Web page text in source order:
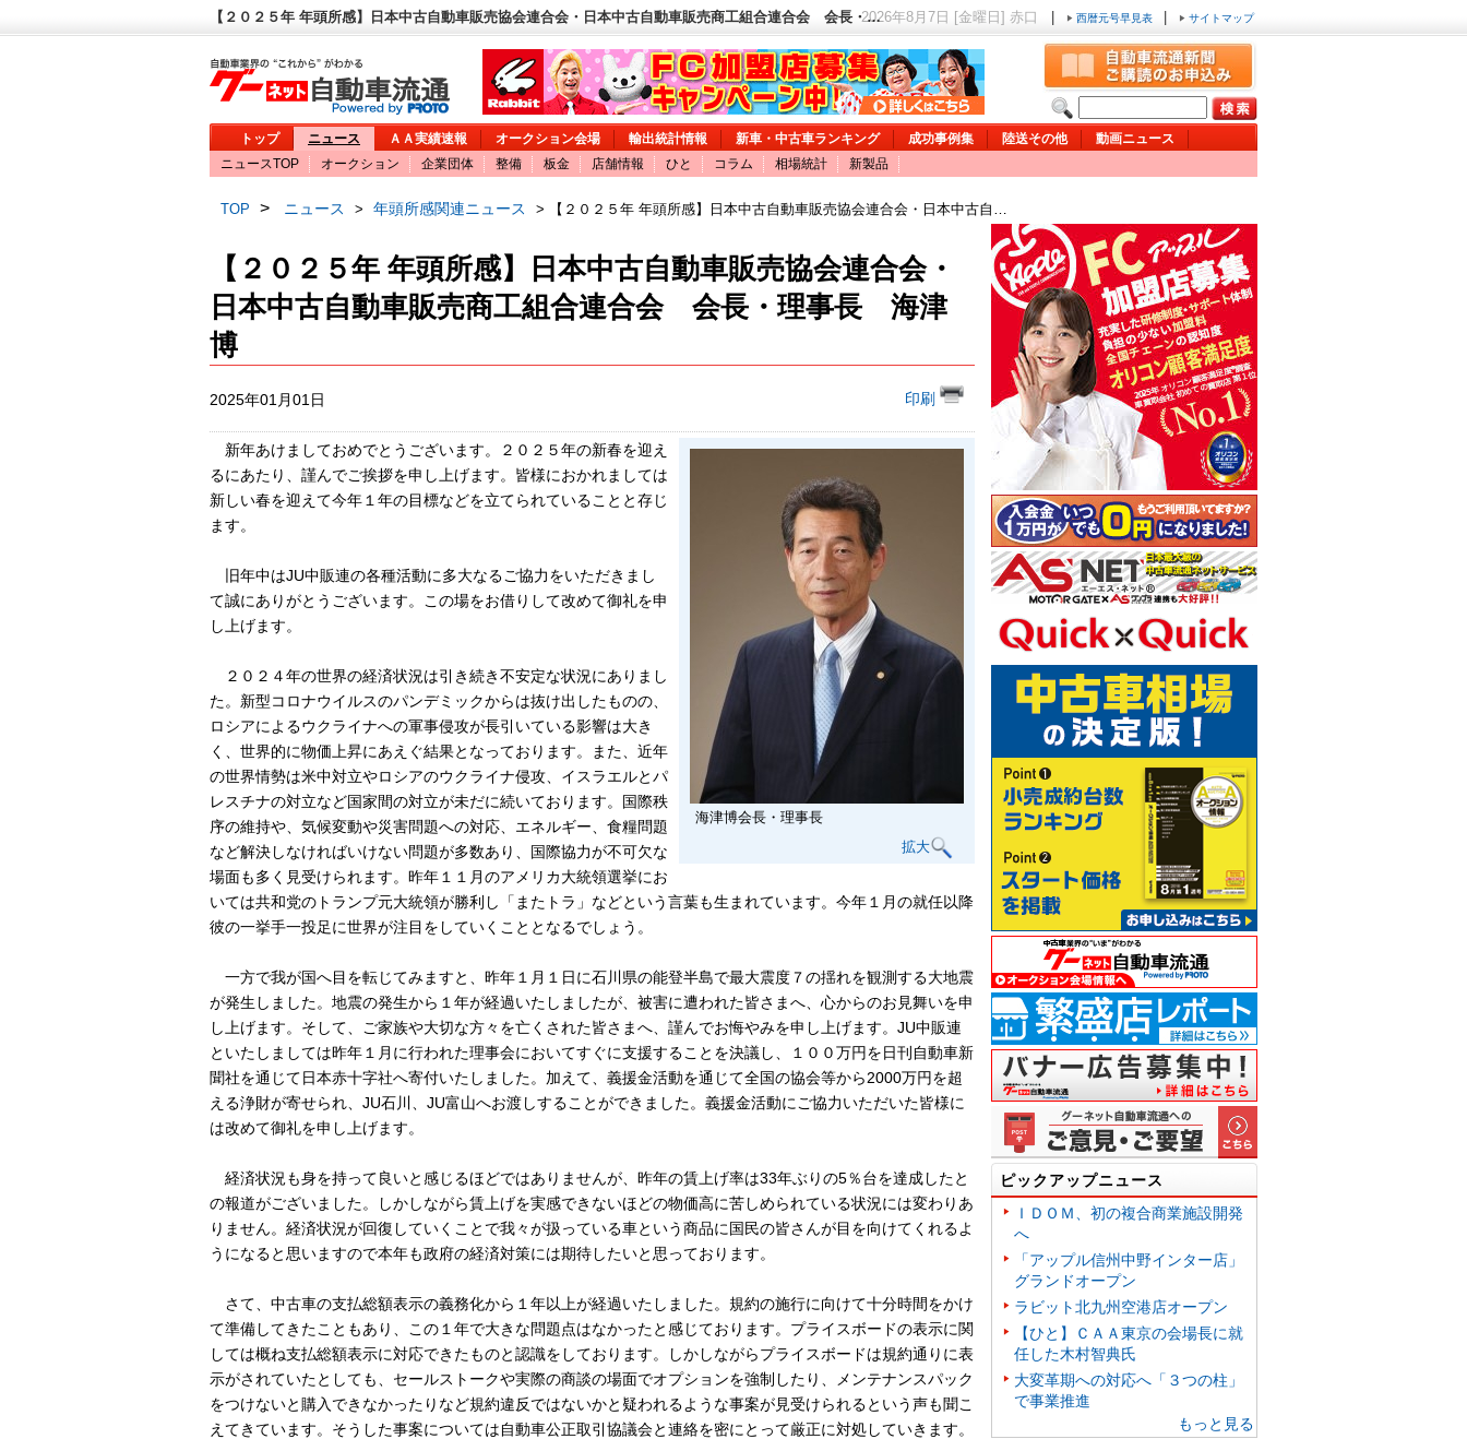
【２０２５年 年頭所感】日本中古自動車販売協会連合会・日本中古自動車販売商工組合連合会 会長・…2026年8月7日 [金曜日] 赤口 西暦元号早見表 サイトマップ
トップ ニュース ＡＡ実績速報 オークション会場 輸出統計情報 新車・中古車ランキング 成功事例集 陸送その他
動画ニュース
ニュースTOP
オークション 企業団体 整備 板金 店舗情報 ひと コラム 相場統計 新製品
TOP > ニュース > 年頭所感関連ニュース > 【２０２５年 年頭所感】日本中古自動車販売協会連合会・日本中古自…
【２０２５年 年頭所感】日本中古自動車販売協会連合会・
日本中古自動車販売商工組合連合会 会長・理事長 海津
博
2025年01月01日 印刷
海津博会長・理事長
拡大
新年あけましておめでとうございます。２０２５年の新春を迎え
るにあたり、謹んでご挨拶を申し上げます。皆様におかれましては
新しい春を迎えて今年１年の目標などを立てられていることと存じ
ます。
旧年中はJU中販連の各種活動に多大なるご協力をいただきまし
て誠にありがとうございます。この場をお借りして改めて御礼を申
し上げます。
２０２４年の世界の経済状況は引き続き不安定な状況にありまし
た。新型コロナウイルスのパンデミックからは抜け出したものの、
ロシアによるウクライナへの軍事侵攻が長引いている影響は大き
く、世界的に物価上昇にあえぐ結果となっております。また、近年
の世界情勢は米中対立やロシアのウクライナ侵攻、イスラエルとパ
レスチナの対立など国家間の対立が未だに続いております。国際秩
序の維持や、気候変動や災害問題への対応、エネルギー、食糧問題
など解決しなければいけない問題が多数あり、国際協力が不可欠な
場面も多く見受けられます。昨年１１月のアメリカ大統領選挙にお
いては共和党のトランプ元大統領が勝利し「またトラ」などという言葉も生まれています。今年１月の就任以降
彼の一挙手一投足に世界が注目をしていくこととなるでしょう。
一方で我が国へ目を転じてみますと、昨年１月１日に石川県の能登半島で最大震度７の揺れを観測する大地震
が発生しました。地震の発生から１年が経過いたしましたが、被害に遭われた皆さまへ、心からのお見舞いを申
し上げます。そして、ご家族や大切な方々を亡くされた皆さまへ、謹んでお悔やみを申し上げます。JU中販連
といたしましては昨年１月に行われた理事会においてすぐに支援することを決議し、１００万円を日刊自動車新
聞社を通じて日本赤十字社へ寄付いたしました。加えて、義援金活動を通じて全国の協会等から2000万円を超
える浄財が寄せられ、JU石川、JU富山へお渡しすることができました。義援金活動にご協力いただいた皆様に
は改めて御礼を申し上げます。
経済状況も身を持って良いと感じるほどではありませんが、昨年の賃上げ率は33年ぶりの5％台を達成したと
の報道がございました。しかしながら賃上げを実感できないほどの物価高に苦しめられている状況には変わりあ
りません。経済状況が回復していくことで我々が扱っている車という商品に国民の皆さんが目を向けてくれるよ
うになると思いますので本年も政府の経済対策には期待したいと思っております。
さて、中古車の支払総額表示の義務化から１年以上が経過いたしました。規約の施行に向けて十分時間をかけ
て準備してきたこともあり、この１年で大きな問題点はなかったと感じております。プライスボードの表示に関
しては概ね支払総額表示に対応できたものと認識をしております。しかしながらプライスボードは規約通りに表
示がされていたとしても、セールストークや実際の商談の場面でオプションを強制したり、メンテナンスパック
をつけないと購入できなかったりなど規約違反ではないかと疑われるような事案が見受けられるという声も聞こ
えてきています。そうした事案については自動車公正取引協議会と連絡を密にとって厳正に対処していきます。
ピックアップニュース
ＩＤＯＭ、初の複合商業施設開発
へ
「アップル信州中野インター店」
グランドオープン
ラビット北九州空港店オープン
【ひと】ＣＡＡ東京の会場長に就
任した木村智典氏
大変革期への対応へ「３つの柱」
で事業推進
もっと見る